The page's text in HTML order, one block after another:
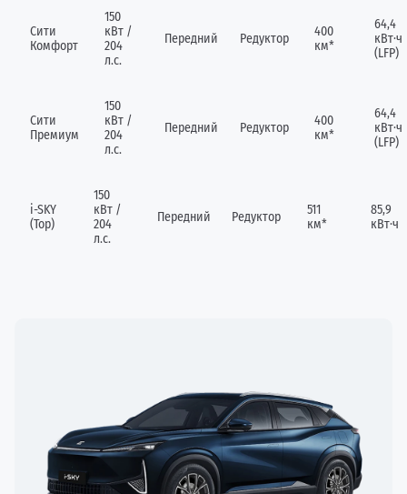
Сити
Комфорт
150
кВт /
204
л.с.
Передний Редуктор
400
км*
64,4
кВт·ч
(LFP)
Сити
Премиум
150
кВт /
204
л.с.
Передний Редуктор
400
км*
64,4
кВт·ч
(LFP)
i-SKY
(Top)
150
кВт /
204
л.с.
Передний Редуктор
511
км*
85,9
кВт·ч